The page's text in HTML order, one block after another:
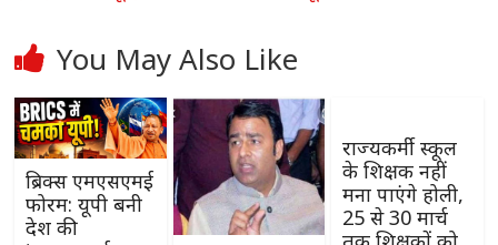
You May Also Like
ब्रिक्स एमएसएमई
फोरम: यूपी बनी
देश की
राज्यकर्मी स्कूल
के शिक्षक नहीं
मना पाएंगे होली,
25 से 30 मार्च